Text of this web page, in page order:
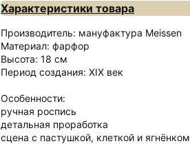
Характеристики товара
Производитель: мануфактура Meissen
Материал: фарфор
Высота: 18 см
Период создания: XIX век
Особенности:
ручная роспись
детальная проработка
сцена с пастушкой, клеткой и ягнёнком